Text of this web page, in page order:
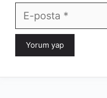
E-
posta